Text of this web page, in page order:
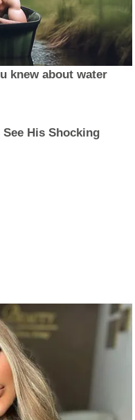
knew about water
His Shocking